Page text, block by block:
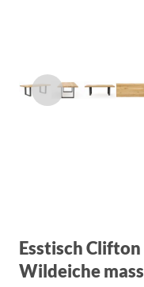
Esstisch Clifton
Wildeiche